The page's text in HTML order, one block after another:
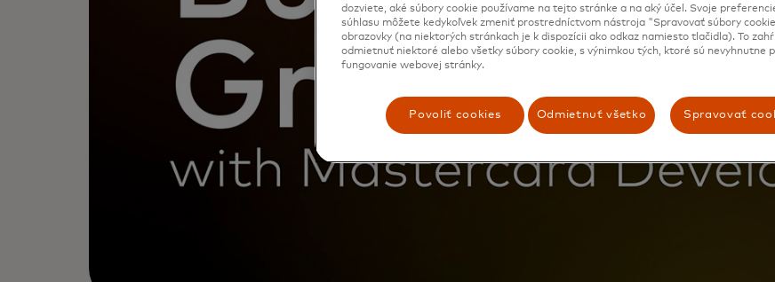
dozviete, aké súbory cookie používame na tejto stránke a na aký účel. Svoje
súhlasu môžete kedykoľvek zmeniť prostredníctvom nástroja "Spravovať súbory
obrazovky (na niektorých stránkach je k dispozícii ako odkaz namiesto tlačidla). To
odmietnuť niektoré alebo všetky súbory cookie, s výnimkou tých, ktoré sú nevyhnutne
fungovanie webovej stránky.
Povoliť cookies Odmietnuť všetko Spravovať